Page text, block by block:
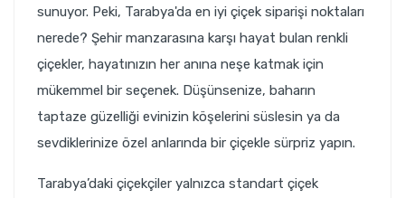
sunuyor. Peki, Tarabya'da en iyi çiçek siparişi noktaları
nerede? Şehir manzarasına karşı hayat bulan renkli
çiçekler, hayatınızın her anına neşe katmak için
mükemmel bir seçenek. Düşünsenize, baharın
taptaze güzelliği evinizin köşelerini süslesin ya da
sevdiklerinize özel anlarında bir çiçekle sürpriz yapın.
Tarabya’daki çiçekçiler yalnızca standart çiçek